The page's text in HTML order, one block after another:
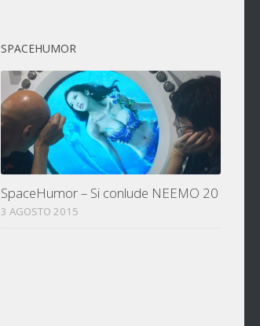
SPACEHUMOR
SpaceHumor – Si conlude NEEMO 20
3 AGOSTO 2015